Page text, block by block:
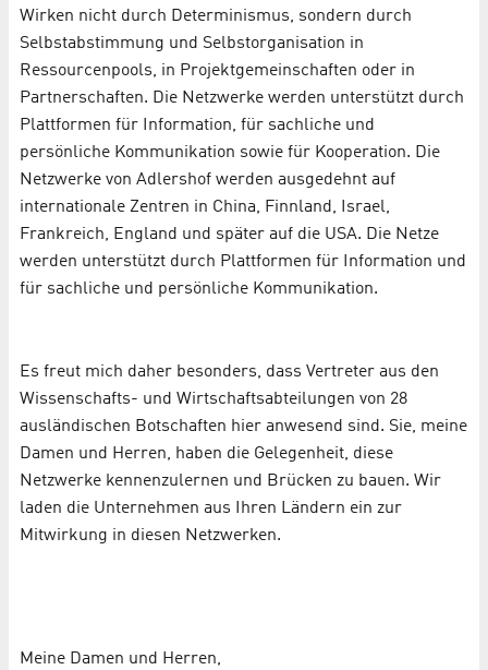
Wirken nicht durch Determinismus, sondern durch
Selbstabstimmung und Selbstorganisation in
Ressourcenpools, in Projektgemein­schaften oder in
Partnerschaften. Die Netzwerke werden unterstützt durch
Plattformen für Information, für sachliche und
persönliche Kommunikation sowie für Kooperation. Die
Netzwerke von Adlershof werden ausgedehnt auf
internationale Zentren in China, Finnland, Israel,
Frankreich, England und später auf die USA. Die Netze
werden unterstützt durch Plattformen für Information und
für sachliche und persönliche Kommunikation.
Es freut mich daher besonders, dass Vertreter aus den
Wissenschafts- und Wirtschaftsabteilungen von 28
ausländischen Botschaften hier anwesend sind. Sie, meine
Damen und Herren, haben die Gelegenheit, diese
Netzwerke kennenzulernen und Brücken zu bauen. Wir
laden die Unternehmen aus Ihren Ländern ein zur
Mitwirkung in diesen Netzwerken.
Meine Damen und Herren,